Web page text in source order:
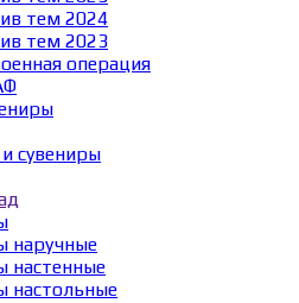
тем 2024
тем 2023
операция
сувениры
наручные
настенные
настольные